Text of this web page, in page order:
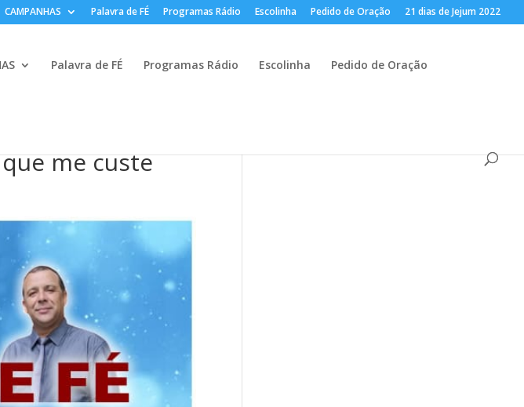
CAMPANHAS Palavra de FÉ Programas Rádio Escolinha Pedido de Oração 21 dias de Jejum 2022
Palavra de FÉ Programas Rádio Escolinha Pedido de Oração
me custe